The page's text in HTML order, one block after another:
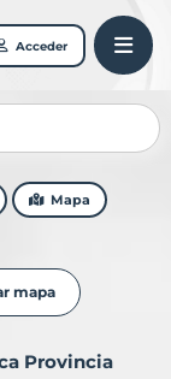
Acceder
Mapa
mapa
Provincia